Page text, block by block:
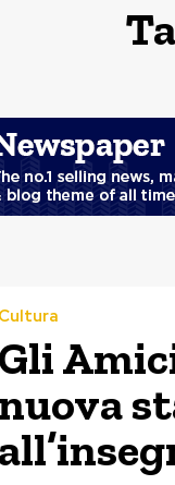
Cultura
Gli
nuova